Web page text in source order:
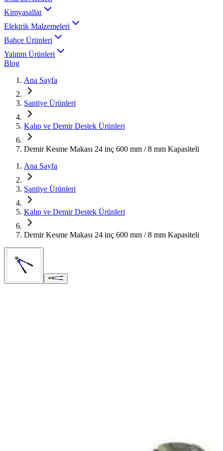
Kimyasallar
Elektrik Malzemeleri
Bahçe Ürünleri
Yalıtım Ürünleri
Blog
Ana Sayfa
Şantiye Ürünleri
Kalıp ve Demir Destek Ürünleri
Demir Kesme Makası 24 inç 600 mm / 8 mm Kapasiteli
Ana Sayfa
Şantiye Ürünleri
Kalıp ve Demir Destek Ürünleri
Demir Kesme Makası 24 inç 600 mm / 8 mm Kapasiteli